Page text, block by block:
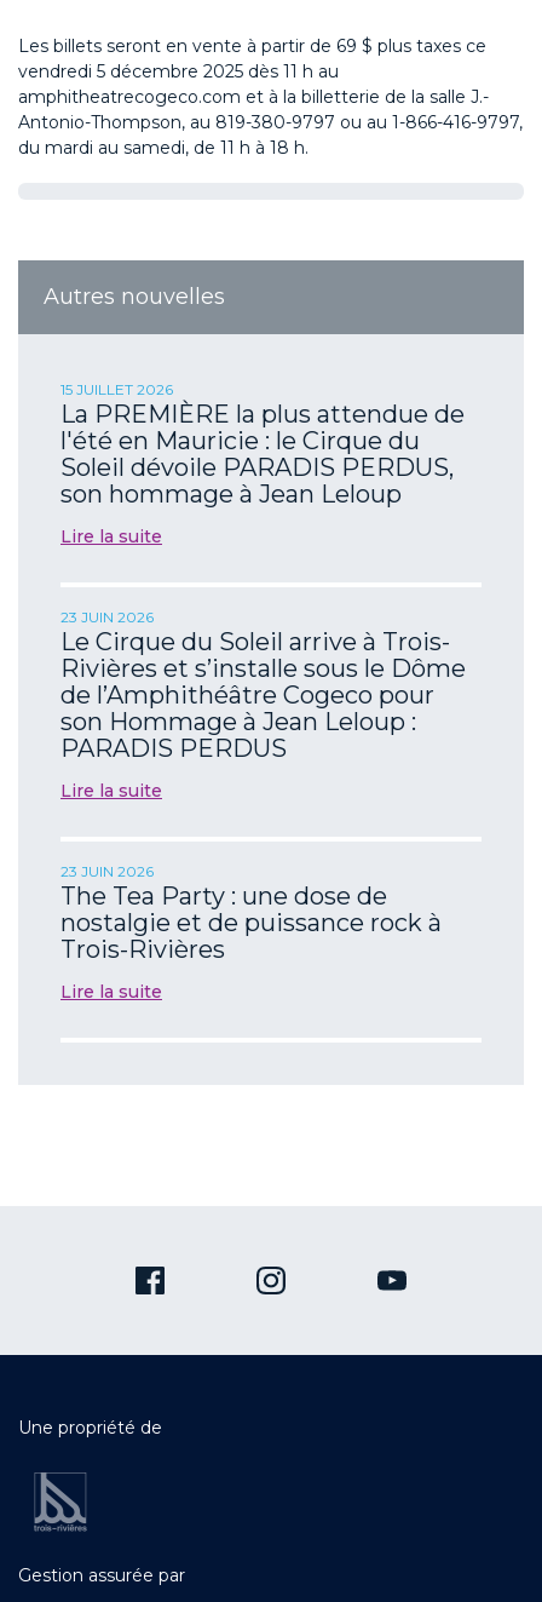
Les billets seront en vente à partir de 69 $ plus taxes ce
vendredi 5 décembre 2025 dès 11 h au
amphitheatrecogeco.com et à la billetterie de la salle J.-
Antonio-Thompson, au 819-380-9797 ou au 1-866-416-9797,
du mardi au samedi, de 11 h à 18 h.
Autres nouvelles
15 JUILLET 2026
La PREMIÈRE la plus attendue de
l'été en Mauricie : le Cirque du
Soleil dévoile PARADIS PERDUS,
son hommage à Jean Leloup
Lire la suite
23 JUIN 2026
Le Cirque du Soleil arrive à Trois-
Rivières et s’installe sous le Dôme
de l’Amphithéâtre Cogeco pour
son Hommage à Jean Leloup :
PARADIS PERDUS
Lire la suite
23 JUIN 2026
The Tea Party : une dose de
nostalgie et de puissance rock à
Trois-Rivières
Lire la suite
Une propriété de
Gestion assurée par